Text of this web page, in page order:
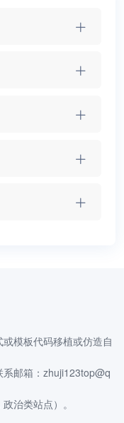
模板代码移植或仿造自
邮箱：zhuji123top@q
治类站点）。